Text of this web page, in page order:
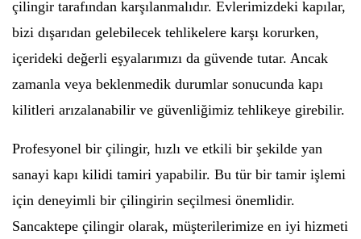
çilingir tarafından karşılanmalıdır. Evlerimizdeki kapılar,
bizi dışarıdan gelebilecek tehlikelere karşı korurken,
içerideki değerli eşyalarımızı da güvende tutar. Ancak
zamanla veya beklenmedik durumlar sonucunda kapı
kilitleri arızalanabilir ve güvenliğimiz tehlikeye girebilir.
Profesyonel bir çilingir, hızlı ve etkili bir şekilde yan
sanayi kapı kilidi tamiri yapabilir. Bu tür bir tamir işlemi
için deneyimli bir çilingirin seçilmesi önemlidir.
Sancaktepe çilingir olarak, müşterilerimize en iyi hizmeti